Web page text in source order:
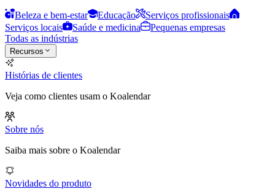
Beleza e bem-estar Educação
Serviços profissionais
Serviços locais
Saúde e medicina
Pequenas empresas
Todas as indústrias
Recursos
Histórias de clientes
Veja como clientes usam o Koalendar
Sobre nós
Saiba mais sobre o Koalendar
Novidades do produto